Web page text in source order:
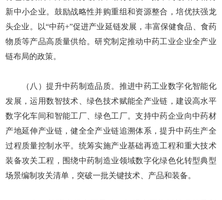
新中小企业。鼓励战略性并购重组和资源整合，培优扶强龙
头企业。以“中药+”促进产业延链发展，丰富保健食品、食药
物质等产品高质量供给。研究制定推动中药工业企业全产业
链布局的政策。
（八）提升中药制造品质。推进中药工业数字化智能化
发展，运用数智技术、绿色技术赋能全产业链，建设高水平
数字化车间和智能工厂、绿色工厂。支持中药企业向中药材
产地延伸产业链，健全全产业链追溯体系，提升中药生产全
过程质量控制水平。统筹实施产业基础再造工程和重大技术
装备攻关工程，围绕中药制造业领域数字化绿色化转型典型
场景编制攻关清单，突破一批关键技术、产品和装备。